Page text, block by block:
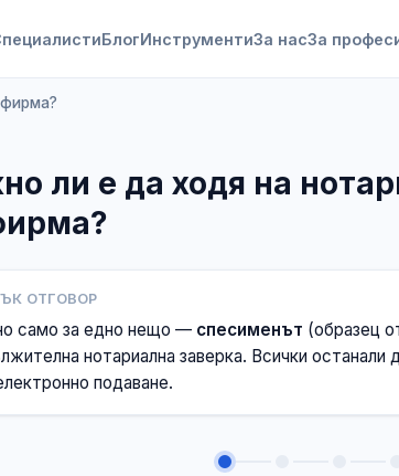
БлогИнструментиЗа насЗа
ли е да ходя на
ОТГОВОР
само за едно нещо — спесименът (образец
нотариална заверка. Всички
подаване.